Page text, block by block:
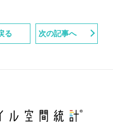
る 次の記事へ